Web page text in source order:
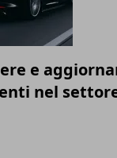
e
nel